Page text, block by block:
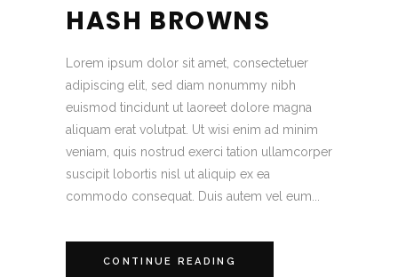
HASH BROWNS
Lorem ipsum dolor sit amet, consectetuer
adipiscing elit, sed diam nonummy nibh
euismod tincidunt ut laoreet dolore magna
aliquam erat volutpat. Ut wisi enim ad minim
veniam, quis nostrud exerci tation ullamcorper
suscipit lobortis nisl ut aliquip ex ea
commodo consequat. Duis autem vel eum...
CONTINUE READING